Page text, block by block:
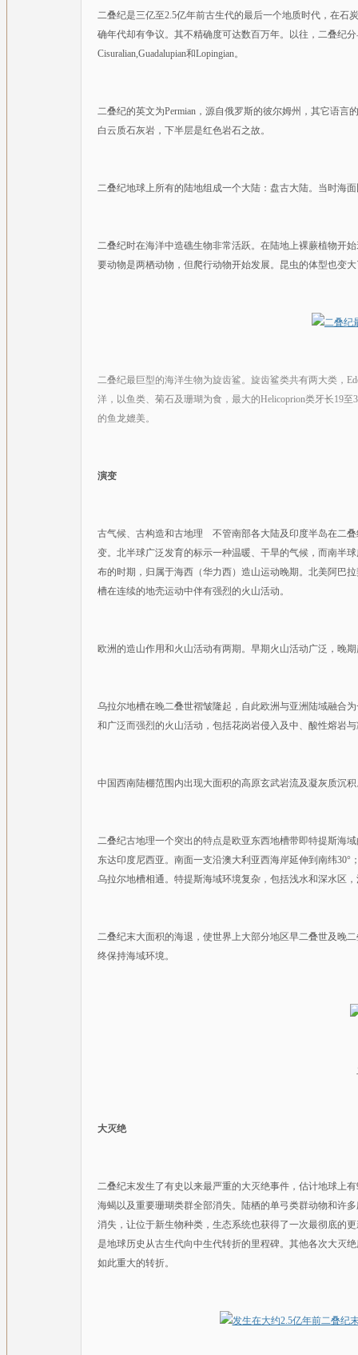
二叠纪是三亿至2.5亿年前古生代的最后一个地质时代，在石
确年代却有争议。其不精确度可达数百万年。以往，二叠纪
Cisuralian,Guadalupian和Lopingian。
二叠纪的英文为Permian，源自俄罗斯的彼尔姆州，其它语
白云质石灰岩，下半层是红色岩石之故。
二叠纪地球上所有的陆地组成一个大陆：盘古大陆。当时海
二叠纪时在海洋中造礁生物非常活跃。在陆地上裸蕨植物开
要动物是两栖动物，但爬行动物开始发展。昆虫的体型也变
二叠纪最巨型的海洋生物为旋齿鲨。旋齿鲨类共有两大类，
洋，以鱼类、菊石及珊瑚为食，最大的Helicoprion类牙长19
的鱼龙媲美。
演变
古气候、古构造和古地理 不管南部各大陆及印度半岛在二
变。北半球广泛发育的标示一种温暖、干旱的气候，而南半
布的时期，归属于海西（华力西）造山运动晚期。北美阿巴
槽在连续的地壳运动中伴有强烈的火山活动。
欧洲的造山作用和火山活动有两期。早期火山活动广泛，晚
乌拉尔地槽在晚二叠世褶皱隆起，自此欧洲与亚洲陆域融合
和广泛而强烈的火山活动，包括花岗岩侵入及中、酸性熔岩
中国西南陆棚范围内出现大面积的高原玄武岩流及凝灰质沉
二叠纪古地理一个突出的特点是欧亚东西地槽带即特提斯海
东达印度尼西亚。南面一支沿澳大利亚西海岸延伸到南纬
乌拉尔地槽相通。特提斯海域环境复杂，包括浅水和深水区
二叠纪末大面积的海退，使世界上大部分地区早二叠世及晚
终保持海域环境。
大灭绝
二叠纪末发生了有史以来最严重的大灭绝事件，估计地球上
海蝎以及重要珊瑚类群全部消失。陆栖的单弓类群动物和许
消失，让位于新生物种类，生态系统也获得了一次最彻底的
是地球历史从古生代向中生代转折的里程碑。其他各次大灭
如此重大的转折。